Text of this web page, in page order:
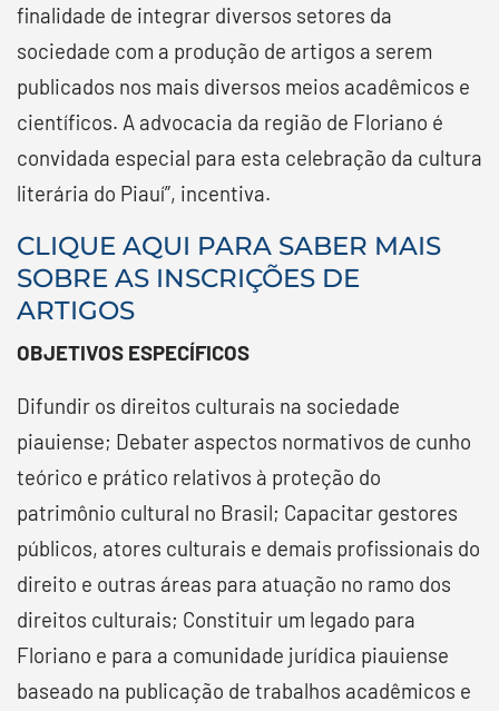
finalidade de integrar diversos setores da
sociedade com a produção de artigos a serem
publicados nos mais diversos meios acadêmicos e
científicos. A advocacia da região de Floriano é
convidada especial para esta celebração da cultura
literária do Piauí”, incentiva.
CLIQUE AQUI PARA SABER MAIS
SOBRE AS INSCRIÇÕES DE
ARTIGOS
OBJETIVOS ESPECÍFICOS
Difundir os direitos culturais na sociedade
piauiense; Debater aspectos normativos de cunho
teórico e prático relativos à proteção do
patrimônio cultural no Brasil; Capacitar gestores
públicos, atores culturais e demais profissionais do
direito e outras áreas para atuação no ramo dos
direitos culturais; Constituir um legado para
Floriano e para a comunidade jurídica piauiense
baseado na publicação de trabalhos acadêmicos e